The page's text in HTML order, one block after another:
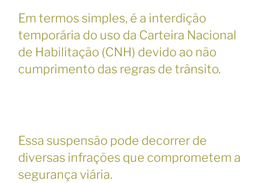
Em termos simples, é a interdição
temporária do uso da Carteira Nacional
de Habilitação (CNH) devido ao não
cumprimento das regras de trânsito.
Essa suspensão pode decorrer de
diversas infrações que comprometem a
segurança viária.